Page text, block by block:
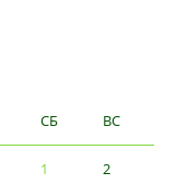
СБ ВС
1 2